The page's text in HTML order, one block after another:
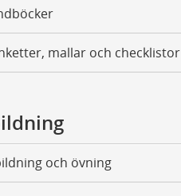
mallar och checklistor
och övning